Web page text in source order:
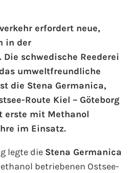
erfordert neue,
in der
schwedische Reederei
umweltfreundliche
die Stena Germanica,
Route Kiel – Göteborg
erste mit Methanol
im Einsatz.
legte die Stena Germanica
betriebenen Ostsee-